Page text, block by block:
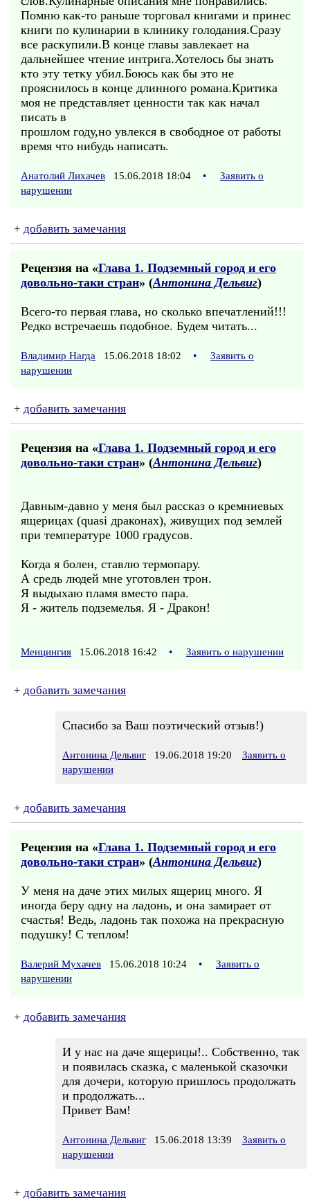
Помню как-то раньше торговал книгами и принес
книги по кулинарии в клинику голодания.Сразу
все раскупили.В конце главы завлекает на
дальнейшее чтение интрига.Хотелось бы знать
кто эту тетку убил.Боюсь как бы это не
прояснилось в конце длинного романа.Критика
моя не представляет ценности так как начал
писать в
прошлом году,но увлекся в свободное от работы
время что нибудь написать.
Анатолий Лихачев 15.06.2018 18:04 •
Заявить о
нарушении
+ добавить замечания
Рецензия на «Глава 1. Подземный город и его
довольно-таки стран» (Антонина Дельвиг)
Всего-то первая глава, но сколько впечатлений!!!
Редко встречаешь подобное. Будем читать...
Владимир Нагда 15.06.2018 18:02 •
Заявить о
нарушении
+ добавить замечания
Рецензия на «Глава 1. Подземный город и его
довольно-таки стран» (Антонина Дельвиг)
Давным-давно у меня был рассказ о кремниевых
ящерицах (quasi драконах), живущих под землей
при температуре 1000 градусов.
Когда я болен, ставлю термопару.
А средь людей мне уготовлен трон.
Я выдыхаю пламя вместо пара.
Я - житель подземелья. Я - Дракон!
Менцингия 15.06.2018 16:42 • Заявить о нарушении
+ добавить замечания
Спасибо за Ваш поэтический отзыв!)
Антонина Дельвиг 19.06.2018 19:20
Заявить о
нарушении
+ добавить замечания
Рецензия на «Глава 1. Подземный город и его
довольно-таки стран» (Антонина Дельвиг)
У меня на даче этих милых ящериц много. Я
иногда беру одну на ладонь, и она замирает от
счастья! Ведь, ладонь так похожа на прекрасную
подушку! С теплом!
Валерий Мухачев 15.06.2018 10:24 •
Заявить о
нарушении
+ добавить замечания
И у нас на даче ящерицы!.. Собственно, так
и появилась сказка, с маленькой сказочки
для дочери, которую пришлось продолжать
и продолжать...
Привет Вам!
Антонина Дельвиг 15.06.2018 13:39
Заявить о
нарушении
+ добавить замечания